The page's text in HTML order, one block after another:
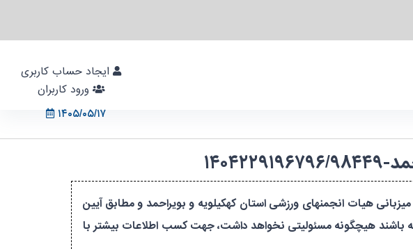
۱۴۰۵/۰۵/۱۷
میزبانی هیات انجمنهای ورزشی استان کهکیلویه و بویراحمد و مطابق آیین
باشند هیچگونه مسئولیتی نخواهد داشت، جهت کسب اطلاعات بیشتر با